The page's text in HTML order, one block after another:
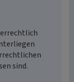
sind.